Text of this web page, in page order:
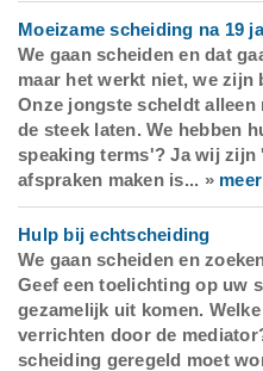
Moeizame scheiding na 19
We gaan scheiden en dat
maar het werkt niet, we zijn
Onze jongste scheldt
de steek laten. We hebben
speaking terms'? Ja wij zijn
afspraken maken is... » meer
Hulp bij echtscheiding
We gaan scheiden en
Geef een toelichting op uw
gezamelijk uit komen.
verrichten door de
scheiding geregeld moet